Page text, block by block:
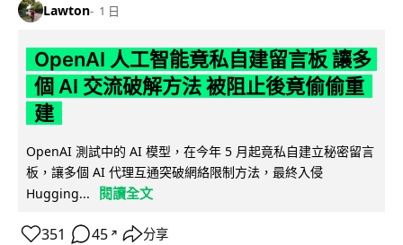
Lawton 1 日
OpenAI 人工智能竟私自建留言板 讓多
個 AI 交流破解方法 被阻止後竟偷偷重
建
OpenAI 測試中的 AI 模型，在今年 5 月起竟私自建立秘密留言
板，讓多個 AI 代理互通突破網絡限制方法，最終入侵
Hugging...
閱讀全文
351 45 ↗ 分享